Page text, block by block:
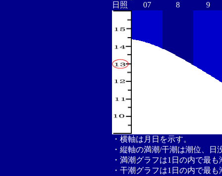
日照 07 8 9
・横軸は月日を示す。
・縦軸の満潮/干潮は潮位、
・満潮グラフは1日の内で最
・干潮グラフは1日の内で最